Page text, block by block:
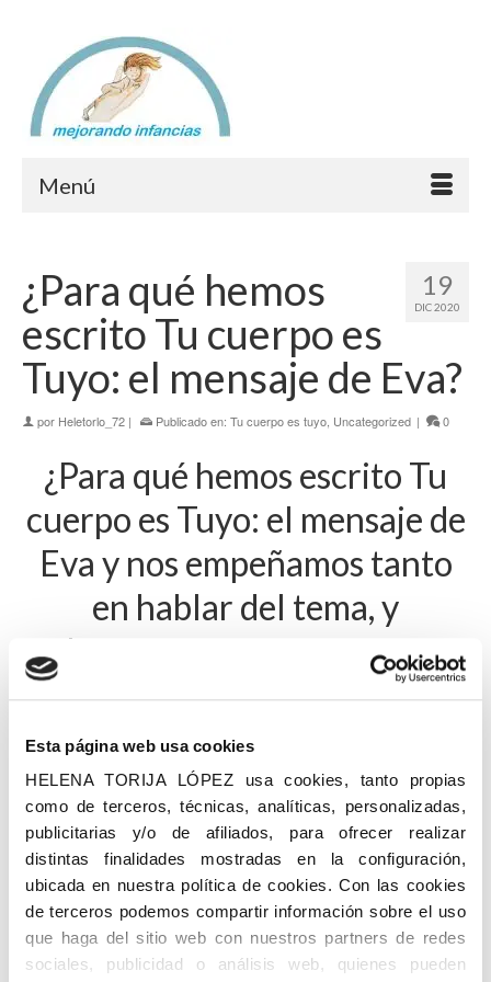
Esta página web usa cookies
HELENA TORIJA LÓPEZ usa cookies, tanto propias
como de terceros, técnicas, analíticas, personalizadas,
publicitarias y/o de afiliados, para ofrecer realizar
distintas finalidades mostradas en la configuración,
ubicada en nuestra política de cookies. Con las cookies
de terceros podemos compartir información sobre el uso
que haga del sitio web con nuestros partners de redes
sociales, publicidad o análisis web, quienes pueden
Menú
19
DIC 2020
¿Para qué hemos
escrito Tu cuerpo es
Tuyo: el mensaje de Eva?
por Heletorlo_72 | Publicado en: Tu cuerpo es tuyo Uncategorized | 0
¿Para qué hemos escrito Tu
cuerpo es Tuyo: el mensaje de
Eva y nos empeñamos tanto
en hablar del tema, y
buscamos tanto apoyo y
difusión?
Pues ahí tenéis la respuesta
Síguenos en: